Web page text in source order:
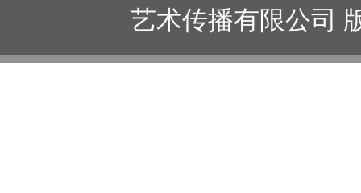
艺术传播有限公司